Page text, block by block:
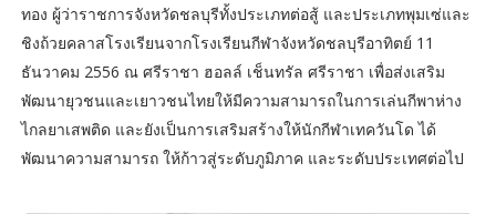
ทอง ผู้ว่าราชการจังหวัดชลบุรีทั้งประเภทต่อสู้ และประเภทพุมเซ่และ
ชิงถ้วยคลาสโรงเรียนจากโรงเรียนกีฬาจังหวัดชลบุรีอาทิตย์ 11
ธันวาคม 2556 ณ ศรีราชา ฮอลล์ เช็นทรัล ศรีราชา เพื่อส่งเสริม
พัฒนายุวชนและเยาวชนไทยให้มีความสามารถในการเล่นกีพาห่าง
ไกลยาเสพติด และยังเป็นการเสริมสร้างให้นักกีฬาเทควันโด ได้
พัฒนาความสามารถ ให้ก้าวสู่ระดับภูมิภาค และระดับประเทศต่อไป